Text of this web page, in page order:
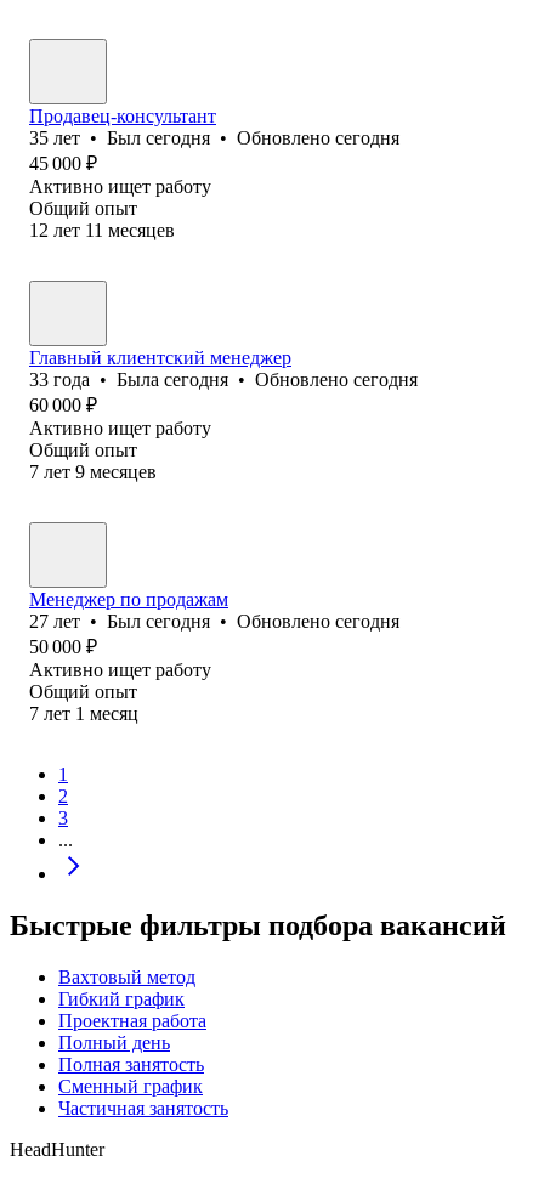
Продавец-консультант
35 лет • Был сегодня • Обновлено сегодня
45 000 ₽
Активно ищет работу
Общий опыт
12 лет 11 месяцев
Главный клиентский менеджер
33 года • Была сегодня • Обновлено сегодня
60 000 ₽
Активно ищет работу
Общий опыт
7 лет 9 месяцев
Менеджер по продажам
27 лет • Был сегодня • Обновлено сегодня
50 000 ₽
Активно ищет работу
Общий опыт
7 лет 1 месяц
1
2
3
...
Быстрые фильтры подбора вакансий
Вахтовый метод
Гибкий график
Проектная работа
Полный день
Полная занятость
Сменный график
Частичная занятость
HeadHunter